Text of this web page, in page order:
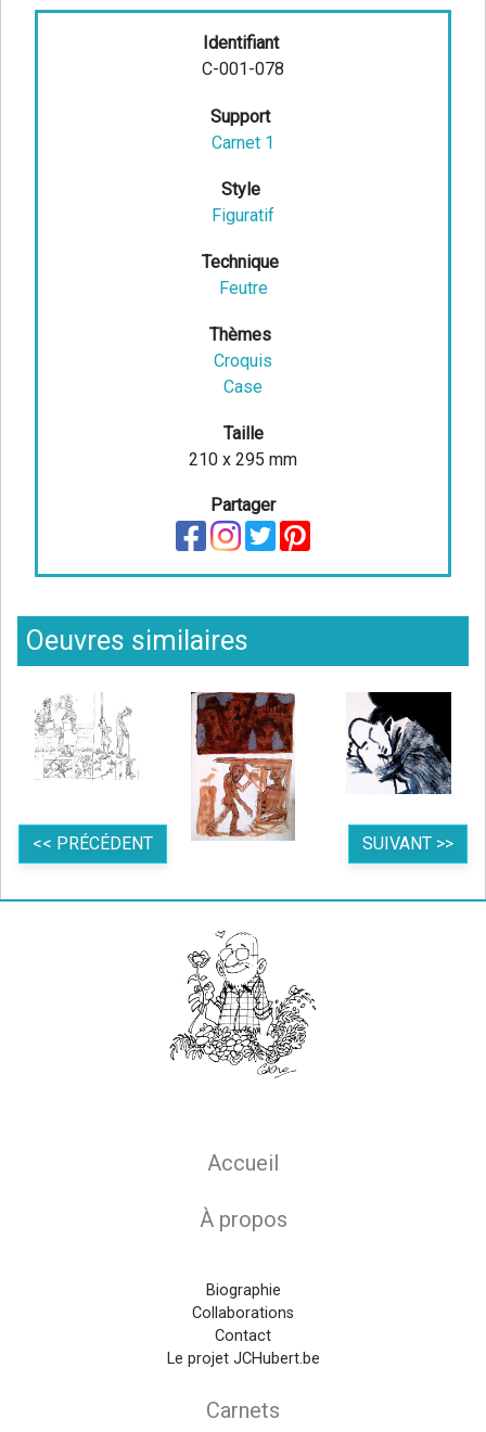
Identifiant
C-001-078
Support
Carnet 1
Style
Figuratif
Technique
Feutre
Thèmes
Croquis
Case
Taille
210 x 295 mm
Partager
Oeuvres similaires
<< PRÉCÉDENT SUIVANT >>
Accueil
À propos
Biographie
Collaborations
Contact
Le projet JCHubert.be
Carnets